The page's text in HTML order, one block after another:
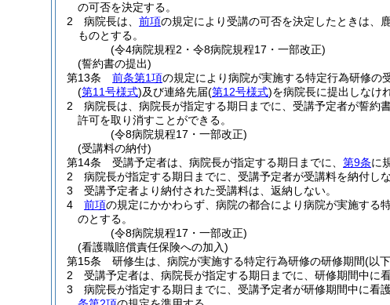
の可否を決定する。
2
病院長は、 前項の規定により受講の可否を決定したときは、
ものとする。
(令4病院規程2・令8病院規程17・一部改正)
(誓約書の提出)
第13条
前条第1項の規定により病院が実施する特定行為研修の
(第11号様式)及び連絡先届(第12号様式)を病院長に提出しなけ
2
病院長は、病院長が指定する期日までに、受講予定者が誓約
許可を取り消すことができる。
(令8病院規程17・一部改正)
(受講料の納付)
第14条
受講予定者は、病院長が指定する期日までに、 第9条に
2
病院長が指定する期日までに、受講予定者が受講料を納付し
3
受講予定者より納付された受講料は、返納しない。
4
前項の規定にかかわらず、病院の都合により病院が実施する
のとする。
(令8病院規程17・一部改正)
(看護職賠償責任保険への加入)
第15条
研修生は、病院が実施する特定行為研修の研修期間(以
2
受講予定者は、病院長が指定する期日までに、研修期間中に
3
病院長が指定する期日までに、受講予定者が研修期間中に看